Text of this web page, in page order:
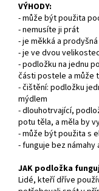
VÝHODY:
- může být použita
- nemusíte ji prát
- je měkká a prodyšná
- je ve dvou
- podložku na jednu
části postele a může
- čištění: podložku
mýdlem
- dlouhotrvající,
potu těla, a měla by
- může být použita s
- funguje bez námahy
JAK podložka
Lidé, kteří dříve